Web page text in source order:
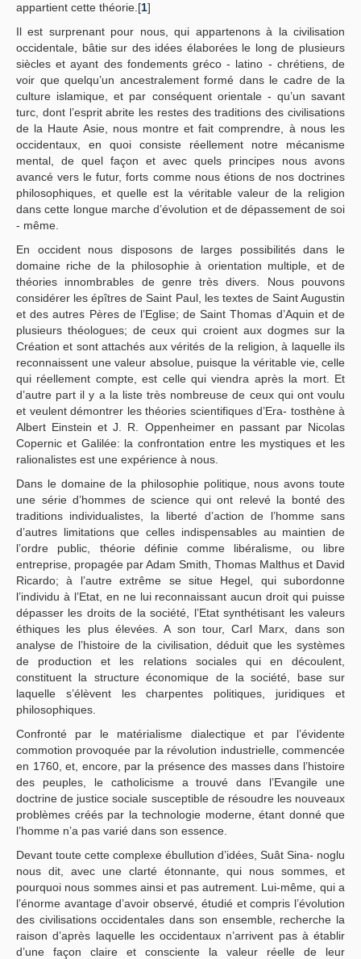
appartient cette théorie.[1]
Il est surprenant pour nous, qui appartenons à la civilisation
occidentale, bâtie sur des idées élaborées le long de plusieurs
siècles et ayant des fondements gréco - latino - chrétiens, de
voir que quelqu’un ancestralement formé dans le cadre de la
culture islamique, et par conséquent orientale - qu’un savant
turc, dont l’esprit abrite les restes des traditions des civilisations
de la Haute Asie, nous montre et fait comprendre, à nous les
occidentaux, en quoi consiste réellement notre mécanisme
mental, de quel façon et avec quels principes nous avons
avancé vers le futur, forts comme nous étions de nos doctrines
philosophiques, et quelle est la véritable valeur de la religion
dans cette longue marche d’évolution et de dépassement de soi
- même.
En occident nous disposons de larges possibilités dans le
domaine riche de la philosophie à orientation multiple, et de
théories innombrables de genre très divers. Nous pouvons
considérer les épîtres de Saint Paul, les textes de Saint Augustin
et des autres Pères de l’Eglise; de Saint Thomas d’Aquin et de
plusieurs théologues; de ceux qui croient aux dogmes sur la
Création et sont attachés aux vérités de la religion, à laquelle ils
reconnaissent une valeur absolue, puisque la véritable vie, celle
qui réellement compte, est celle qui viendra après la mort. Et
d’autre part il y a la liste très nombreuse de ceux qui ont voulu
et veulent démontrer les théories scientifiques d’Era- tosthène à
Albert Einstein et J. R. Oppenheimer en passant par Nicolas
Copernic et Galilée: la confrontation entre les mystiques et les
ralionalistes est une expérience à nous.
Dans le domaine de la philosophie politique, nous avons toute
une série d’hommes de science qui ont relevé la bonté des
traditions individualistes, la liberté d’action de l’homme sans
d’autres limitations que celles indispensables au maintien de
l’ordre public, théorie définie comme libéralisme, ou libre
entreprise, propagée par Adam Smith, Thomas Malthus et David
Ricardo; à l’autre extrême se situe Hegel, qui subordonne
l’individu à l’Etat, en ne lui reconnaissant aucun droit qui puisse
dépasser les droits de la société, l’Etat synthétisant les valeurs
éthiques les plus élevées. A son tour, Carl Marx, dans son
analyse de l’histoire de la civilisation, déduit que les systèmes
de production et les relations sociales qui en découlent,
constituent la structure économique de la société, base sur
laquelle s’élèvent les charpentes politiques, juridiques et
philosophiques.
Confronté par le matérialisme dialectique et par l’évidente
commotion provoquée par la révolution industrielle, commencée
en 1760, et, encore, par la présence des masses dans l’histoire
des peuples, le catholicisme a trouvé dans l’Evangile une
doctrine de justice sociale susceptible de résoudre les nouveaux
problèmes créés par la technologie moderne, étant donné que
l’homme n’a pas varié dans son essence.
Devant toute cette complexe ébullution d’idées, Suât Sina- noglu
nous dit, avec une clarté étonnante, qui nous sommes, et
pourquoi nous sommes ainsi et pas autrement. Lui-même, qui a
l’énorme avantage d’avoir observé, étudié et compris l’évolution
des civilisations occidentales dans son ensemble, recherche la
raison d’après laquelle les occidentaux n’arrivent pas à établir
d’une façon claire et consciente la valeur réelle de leur